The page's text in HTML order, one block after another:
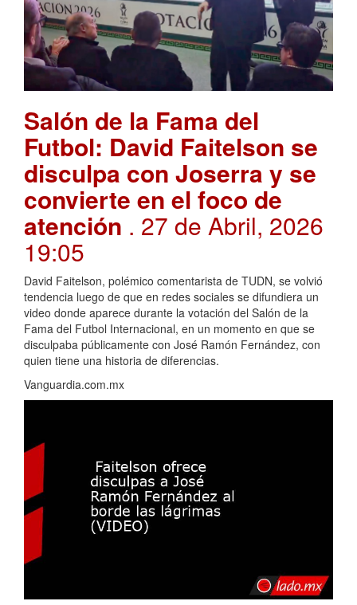
Salón de la Fama del
Futbol: David Faitelson se
disculpa con Joserra y se
convierte en el foco de
atención . 27 de Abril, 2026
19:05
David Faitelson, polémico comentarista de TUDN, se volvió
tendencia luego de que en redes sociales se difundiera un
video donde aparece durante la votación del Salón de la
Fama del Futbol Internacional, en un momento en que se
disculpaba públicamente con José Ramón Fernández, con
quien tiene una historia de diferencias.
Vanguardia.com.mx